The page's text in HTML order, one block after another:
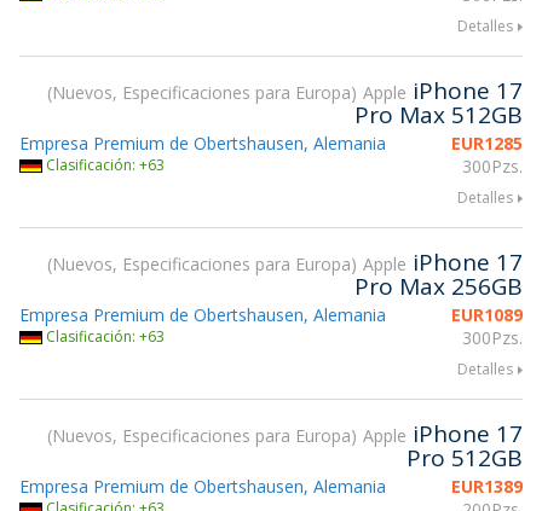
Detalles
Nuevos, Especificaciones para Europa Apple iPhone 17
Pro Max 512GB
EUR1285
300Pzs.
Empresa Premium de Obertshausen, Alemania
Clasificación: +63
Detalles
Nuevos, Especificaciones para Europa Apple iPhone 17
Pro Max 256GB
EUR1089
300Pzs.
Empresa Premium de Obertshausen, Alemania
Clasificación: +63
Detalles
Nuevos, Especificaciones para Europa Apple iPhone 17
Pro 512GB
EUR1389
Empresa Premium de Obertshausen, Alemania